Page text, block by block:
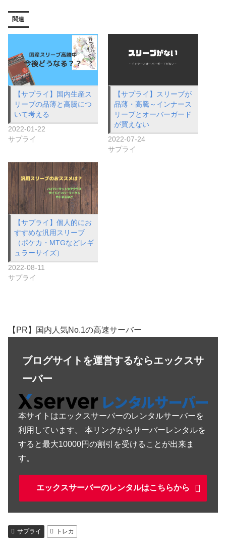
関連
【サプライ】国内生産ス
リーブの品薄と高騰につ
いて考える
2022-01-22
サプライ
【サプライ】スリーブが
品薄・高騰～インナース
リーブとオーバーガード
が買えない
2022-07-24
サプライ
【サプライ】個人的にお
すすめな汎用スリーブ
（ポケカ・MTGなどレギ
ュラーサイズ）
2022-08-11
サプライ
【PR】国内人気No.1の高速サーバー
ブログサイトを運営するならエックスサ
ーバー
本サイトはエックスサーバーのレンタルサーバーを
利用しています。 本リンクからサーバーレンタルを
すると最大10000円の割引を受けることが出来ま
す。
エックスサーバーのレンタルはこちらから
サプライ トレカ